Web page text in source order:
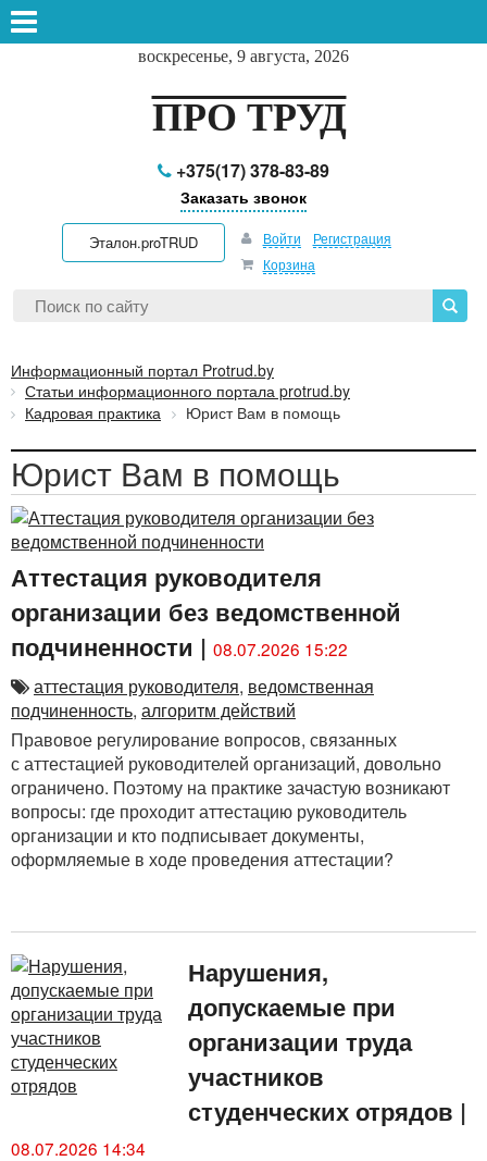
воскресенье, 9 августа, 2026
ПРО ТРУД
+375(17) 378-83-89
Заказать звонок
Эталон.proTRUD Войти
Регистрация
Корзина
Информационный портал Protrud.by
Статьи информационного портала protrud.by
Кадровая практика
Юрист Вам в помощь
Юрист Вам в помощь
Аттестация руководителя
организации без ведомственной
подчиненности | 08.07.2026 15:22
аттестация руководителя, ведомственная
подчиненность, алгоритм действий
Правовое регулирование вопросов, связанных
с аттестацией руководителей организаций, довольно
ограничено. Поэтому на практике зачастую возникают
вопросы: где проходит аттестацию руководитель
организации и кто подписывает документы,
оформляемые в ходе проведения аттестации?
Нарушения,
допускаемые при
организации труда
участников
студенческих отрядов |
08.07.2026 14:34